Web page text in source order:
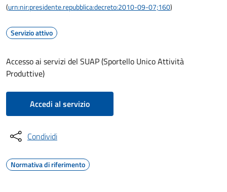
(urn:nir:presidente.repubblica:decreto:2010-09-07;160)
Servizio attivo
Accesso ai servizi del SUAP (Sportello Unico Attività
Produttive)
Accedi al servizio
Condividi
Normativa di riferimento